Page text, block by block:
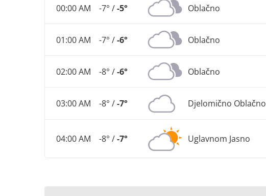
00:00 AM -7° /-5° Oblačno
01:00 AM -7° /-6° Oblačno
02:00 AM -8° /-6° Oblačno
03:00 AM -8° /-7° Djelomično Oblačno
04:00 AM -8° /-7° Uglavnom Jasno